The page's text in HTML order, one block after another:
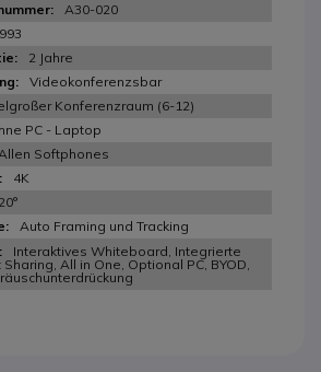
A30-020
2 Jahre
Videokonferenzsbar
Konferenzraum (6-12)
PC - Laptop
Softphones
4K
Auto Framing und Tracking
Interaktives Whiteboard, Integrierte
All in One, Optional PC, BYOD,